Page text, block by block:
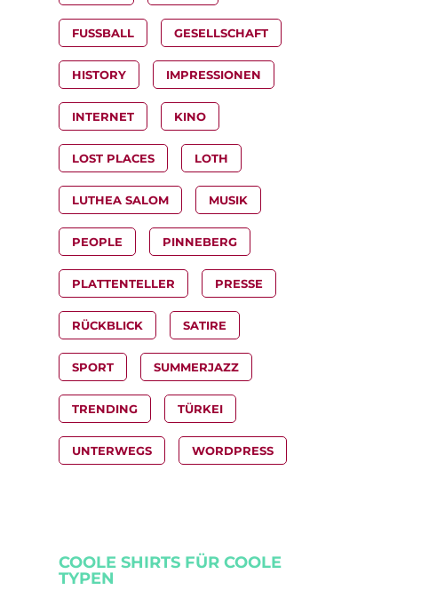
FUSSBALL GESELLSCHAFT
HISTORY IMPRESSIONEN
INTERNET KINO
LOST PLACES LOTH
LUTHEA SALOM MUSIK
PEOPLE PINNEBERG
PLATTENTELLER PRESSE
RÜCKBLICK SATIRE
SPORT SUMMERJAZZ
TRENDING TÜRKEI
UNTERWEGS WORDPRESS
COOLE SHIRTS FÜR COOLE
TYPEN